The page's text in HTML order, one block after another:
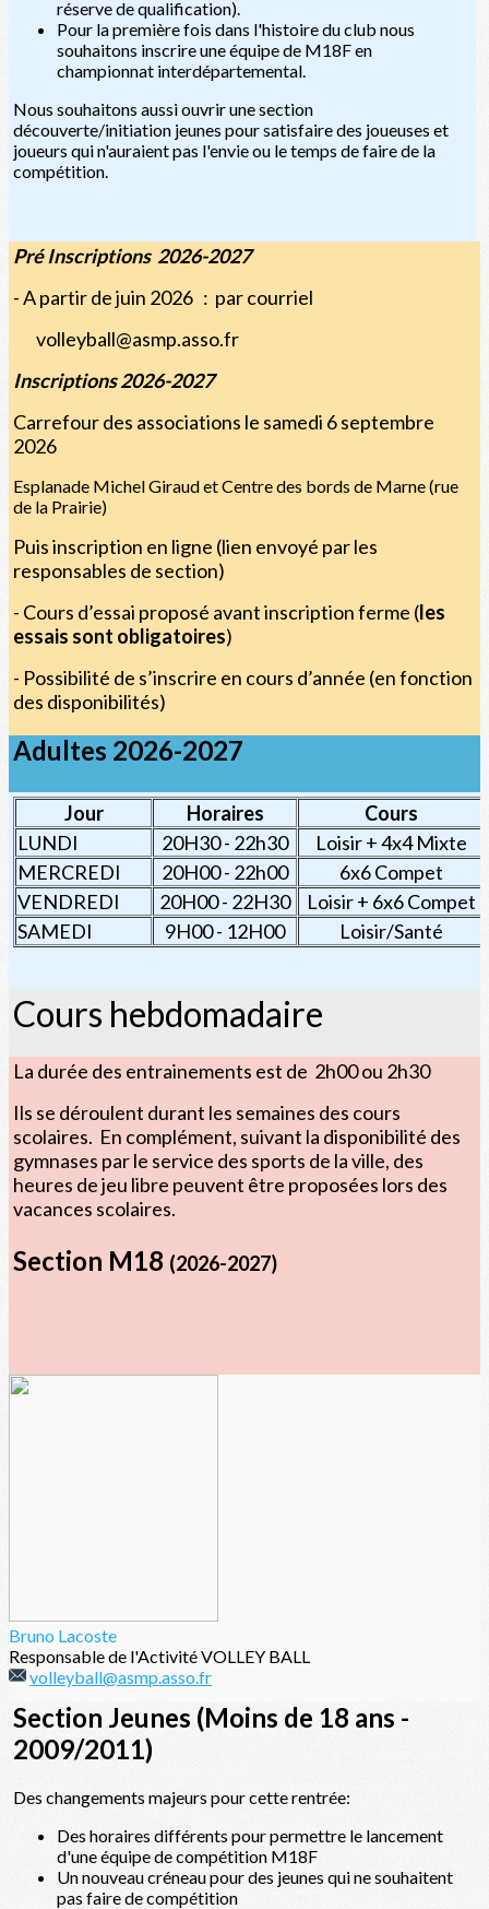
réserve de qualification).
Pour la première fois dans l'histoire du club nous
souhaitons inscrire une équipe de M18F en
championnat interdépartemental.
Nous souhaitons aussi ouvrir une section
découverte/initiation jeunes pour satisfaire des joueuses et
joueurs qui n'auraient pas l'envie ou le temps de faire de la
compétition.
Pré Inscriptions 2026-2027
- A partir de juin 2026 : par courriel
volleyball@asmp.asso.fr
Inscriptions 2026-2027
Carrefour des associations le samedi 6 septembre
2026
Esplanade Michel Giraud et Centre des bords de Marne (rue
de la Prairie)
Puis inscription en ligne (lien envoyé par les
responsables de section)
- Cours d’essai proposé avant inscription ferme (les
essais sont obligatoires)
- Possibilité de s’inscrire en cours d’année (en fonction
des disponibilités)
Adultes 2026-2027
Jour Horaires
Cours
LUNDI
20H30 - 22h30
Loisir + 4x4 Mixte
MERCREDI
20H00 - 22h00
6x6 Compet
VENDREDI
20H00 - 22H30
Loisir + 6x6 Compet
SAMEDI
9H00 - 12H00 Loisir/Santé
Cours hebdomadaire
La durée des entrainements est de 2h00 ou 2h30
Ils se déroulent durant les semaines des cours
scolaires. En complément, suivant la disponibilité des
gymnases par le service des sports de la ville, des
heures de jeu libre peuvent être proposées lors des
vacances scolaires.
Section M18 (2026-2027)
Bruno Lacoste
Responsable de l'Activité VOLLEY BALL
volleyball@asmp.asso.fr
Section Jeunes (Moins de 18 ans -
2009/2011)
Des changements majeurs pour cette rentrée:
Des horaires différents pour permettre le lancement
d'une équipe de compétition M18F
Un nouveau créneau pour des jeunes qui ne souhaitent
pas faire de compétition